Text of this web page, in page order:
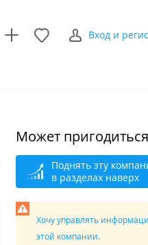
Вход и
Может пригодиться
Поднять эту
в разделах наверх
Хочу управлять
этой компании.